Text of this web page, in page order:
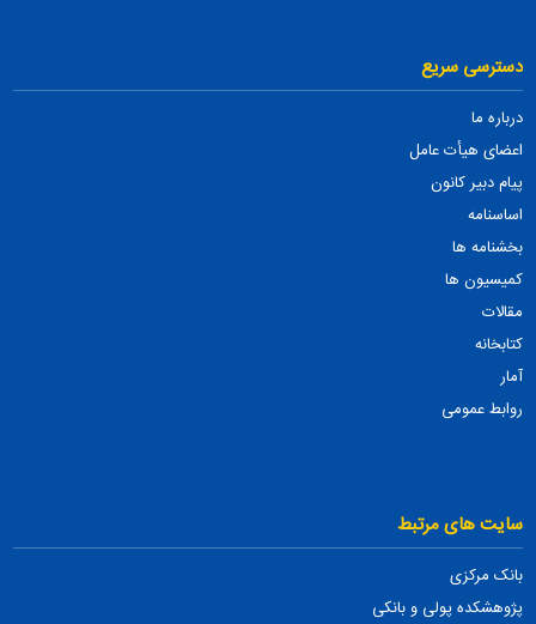
دسترسی سریع
درباره ما
اعضای هیأت عامل
پیام دبیر کانون
اساسنامه
بخشنامه ها
کمیسیون ها
مقالات
کتابخانه
آمار
روابط عمومی
سایت های مرتبط
بانک مرکزی
پژوهشکده پولی و بانکی